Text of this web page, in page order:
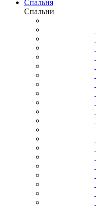
Спальня
Спальни